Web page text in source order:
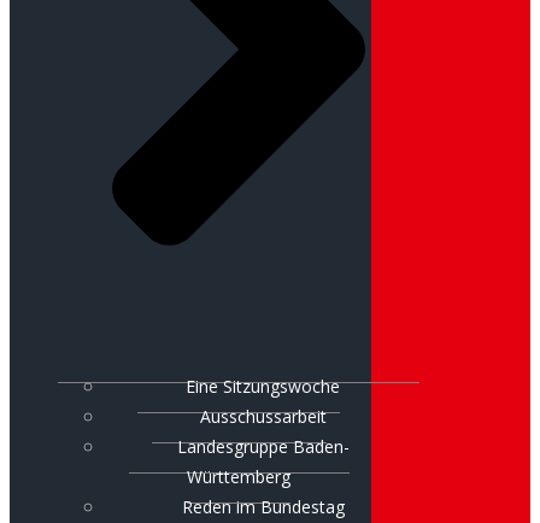
Eine Sitzungswoche
Ausschussarbeit
Landesgruppe Baden-
Württemberg
Reden im Bundestag